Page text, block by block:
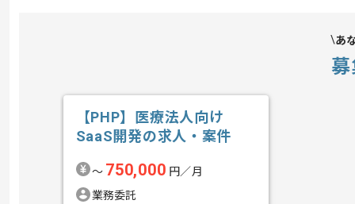
あ
【PHP】医療法人向け
SaaS開発の求人・案件
〜 750,000 円／月
業務委託